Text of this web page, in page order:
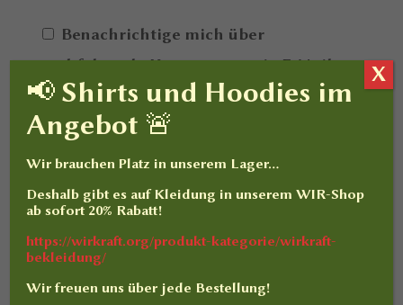
Benachrichtige mich über
nachfolgende Kommentare via E-Mail.
Benachrichtige mich über neue
Beiträge via E-Mail.
📢 Shirts und Hoodies im
Angebot 🚨
Wir brauchen Platz in unserem Lager…
Deshalb gibt es aufKleidung in unserem WIR-Shop
ab sofort 20% Rabatt!
https://wirkraft.org/produkt-kategorie/wirkraft-
bekleidung/
Wir freuen uns über jede Bestellung!
X